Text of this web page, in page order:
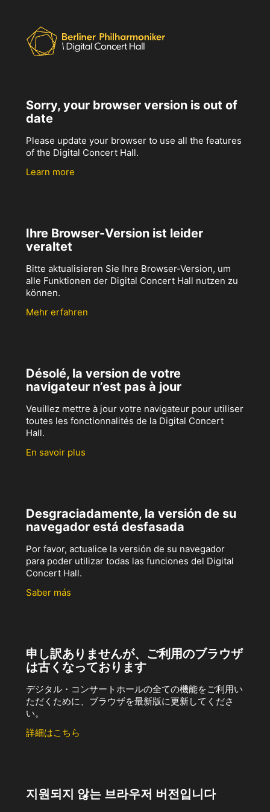
Sorry, your browser version is out of
date
Please update your browser to use all the features
of the Digital Concert Hall.
Learn more
Ihre Browser-Version ist leider
veraltet
Bitte aktualisieren Sie Ihre Browser-Version, um
alle Funktionen der Digital Concert Hall nutzen zu
können.
Mehr erfahren
Désolé, la version de votre
navigateur n’est pas à jour
Veuillez mettre à jour votre navigateur pour utiliser
toutes les fonctionnalités de la Digital Concert
Hall.
En savoir plus
Desgraciadamente, la versión de su
navegador está desfasada
Por favor, actualice la versión de su navegador
para poder utilizar todas las funciones del Digital
Concert Hall.
Saber más
申し訳ありませんが、ご利用のブラウザ
は古くなっております
デジタル・コンサートホールの全ての機能をご利用い
ただくために、ブラウザを最新版に更新してくださ
い。
詳細はこちら
지원되지 않는 브라우저 버전입니다